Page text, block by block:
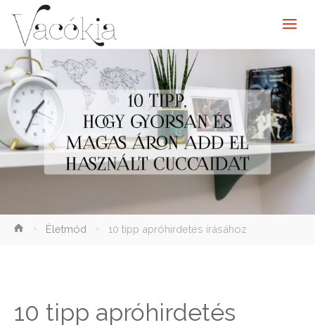
elenítése
Életmód 10 tipp apróhirdetés írásához
10 tipp apróhirdetés